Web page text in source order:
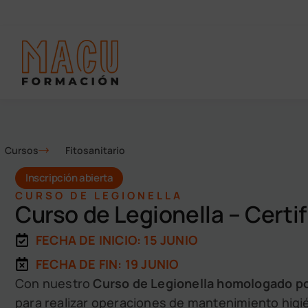
Cursos Fitosanitario
Inscripción abierta
CURSO DE LEGIONELLA
Curso de Legionella –
FECHA DE INICIO: 15 JUNIO
FECHA DE FIN: 19 JUNIO
Con nuestro Curso de Legionella homologado
para realizar operaciones de mantenimiento